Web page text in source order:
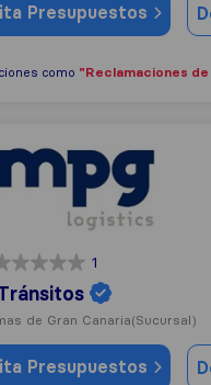
Presupuestos
como "Reclamaciones
1
de Gran Canaria(Sucursal)
Presupuestos